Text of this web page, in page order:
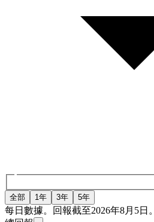
全部 1年 3年 5年
每日數據。回報截至2026年8月5日。